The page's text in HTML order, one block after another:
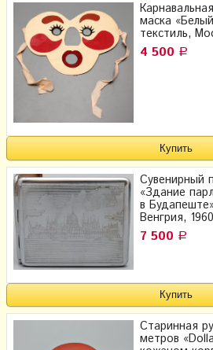
маска
текстиль,
4 500 Р
Сувенирный
«Здание
в
Венгрия,
7 500 Р
Старинная
метров